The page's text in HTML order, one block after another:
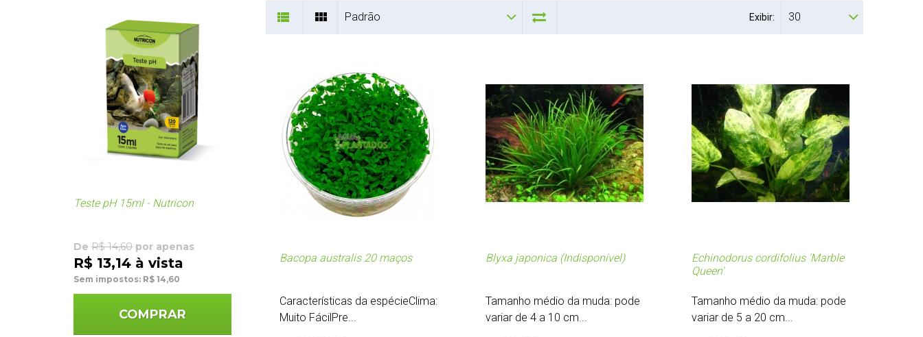
Teste pH 15ml - Nutricon
De R$ 14,60 por apenas
R$ 13,14 à vista
Sem impostos: R$ 14,60
COMPRAR
Padrão Exibir: 30
Bacopa australis 20 maços
Características da espécieClima:
Muito FácilPre...
Blyxa japonica (Indisponível)
Tamanho médio da muda: pode
variar de 4 a 10 cm...
Echinodorus cordifolius 'Marble
Queen'
Tamanho médio da muda: pode
variar de 5 a 20 cm...